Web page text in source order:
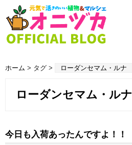
ホーム > タグ > ローダンセマム・ルナ
ローダンセマム・ルナ
今日も入荷あったんですよ！！